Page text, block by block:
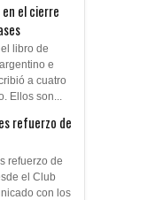
el cierre
libro de
e
a cuatro
Ellos son...
refuerzo de
refuerzo de
el Club
con los